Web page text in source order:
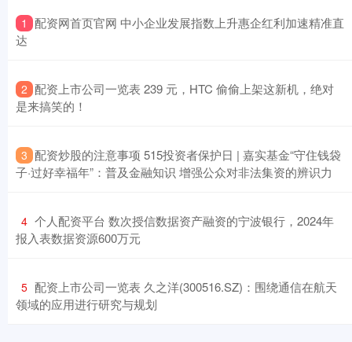
1 ​配资网首页官网 中小企业发展指数上升惠企红利加速精准直
达
2 ​配资上市公司一览表 239 元，HTC 偷偷上架这新机，绝对
是来搞笑的！
3 ​配资炒股的注意事项 515投资者保护日 | 嘉实基金“守住钱袋
子·过好幸福年”：普及金融知识 增强公众对非法集资的辨识力
4 ​个人配资平台 数次授信数据资产融资的宁波银行，2024年
报入表数据资源600万元
5 ​配资上市公司一览表 久之洋(300516.SZ)：围绕通信在航天
领域的应用进行研究与规划